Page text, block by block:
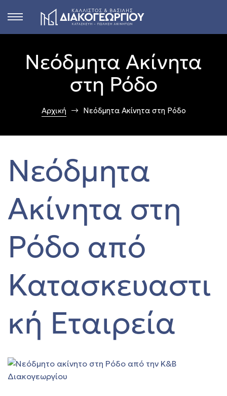
στη
Νεόδμητα Ακίνητα
στη Ρόδο
Αρχική Νεόδμητα Ακίνητα στη Ρόδο
Νεόδμητα
Ακίνητα στη
Ρόδο από
Κατασκευαστι
κή Εταιρεία